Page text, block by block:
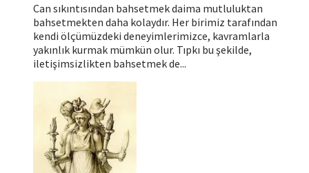
Can sıkıntısından bahsetmek daima mutluluktan
bahsetmekten daha kolaydır. Her birimiz tarafından
kendi ölçümüzdeki deneyimlerimizce, kavramlarla
yakınlık kurmak mümkün olur. Tıpkı bu şekilde,
iletişimsizlikten bahsetmek de...